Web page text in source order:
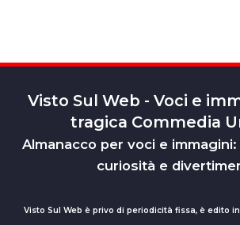
Visto Sul Web - Voci e
tragica Commedia
Almanacco per voci e
curiosità e
Visto Sul Web è privo di periodicità fissa, è edito